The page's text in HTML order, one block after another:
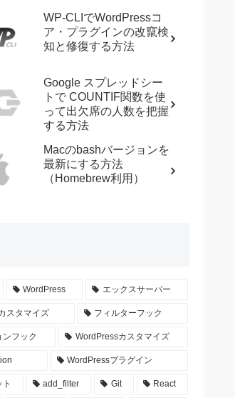
WP-CLIでWordPressコ
ア・プラグインの改竄検
知と修復する方法
Google スプレッドシー
トで COUNTIF関数を使
って出欠席の人数を把握
する方法
Macのbashバージョンを
最新にする方法
（Homebrew利用）
WordPress エックスサーバー
スタマイズ フィルターフック
ンフック WordPressカスタマイズ
WordPressプラグイン
add_filter Git React